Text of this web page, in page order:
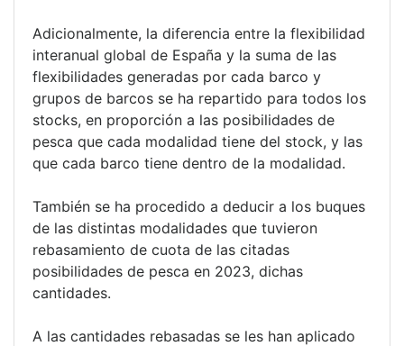
Adicionalmente, la diferencia entre la flexibilidad
interanual global de España y la suma de las
flexibilidades generadas por cada barco y
grupos de barcos se ha repartido para todos los
stocks, en proporción a las posibilidades de
pesca que cada modalidad tiene del stock, y las
que cada barco tiene dentro de la modalidad.
También se ha procedido a deducir a los buques
de las distintas modalidades que tuvieron
rebasamiento de cuota de las citadas
posibilidades de pesca en 2023, dichas
cantidades.
A las cantidades rebasadas se les han aplicado